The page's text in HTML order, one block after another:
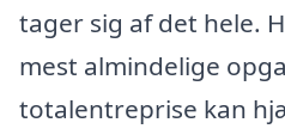
tager sig af det hele.
mest almindelige
totalentreprise kan